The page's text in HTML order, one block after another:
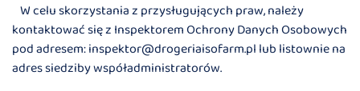
W celu skorzystania z przysługujących praw, należy
kontaktować się z Inspektorem Ochrony Danych Osobowych
pod adresem: inspektor@drogeriaisofarm.pl lub listownie na
adres siedziby współadministratorów.